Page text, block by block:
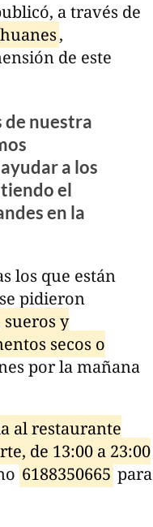
a través de
,
de este
de nuestra
a los
el
en la
los que están
pidieron
y
secos o
por la mañana
al restaurante
de 13:00 a 23:00
6188350665 para